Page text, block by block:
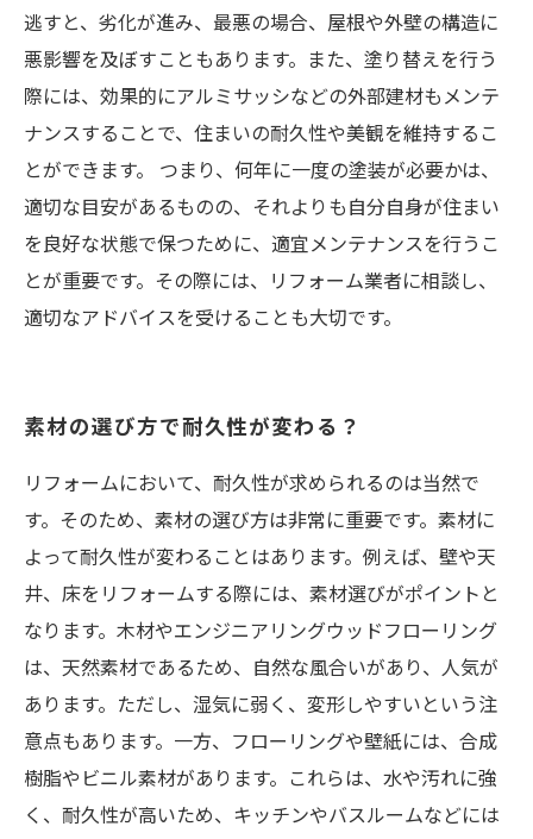
逃すと、劣化が進み、最悪の場合、屋根や外壁の構造に
悪影響を及ぼすこともあります。また、塗り替えを行う
際には、効果的にアルミサッシなどの外部建材もメンテ
ナンスすることで、住まいの耐久性や美観を維持するこ
とができます。 つまり、何年に一度の塗装が必要かは、
適切な目安があるものの、それよりも自分自身が住まい
を良好な状態で保つために、適宜メンテナンスを行うこ
とが重要です。その際には、リフォーム業者に相談し、
適切なアドバイスを受けることも大切です。
素材の選び方で耐久性が変わる？
リフォームにおいて、耐久性が求められるのは当然で
す。そのため、素材の選び方は非常に重要です。素材に
よって耐久性が変わることはあります。例えば、壁や天
井、床をリフォームする際には、素材選びがポイントと
なります。木材やエンジニアリングウッドフローリング
は、天然素材であるため、自然な風合いがあり、人気が
あります。ただし、湿気に弱く、変形しやすいという注
意点もあります。一方、フローリングや壁紙には、合成
樹脂やビニル素材があります。これらは、水や汚れに強
く、耐久性が高いため、キッチンやバスルームなどには